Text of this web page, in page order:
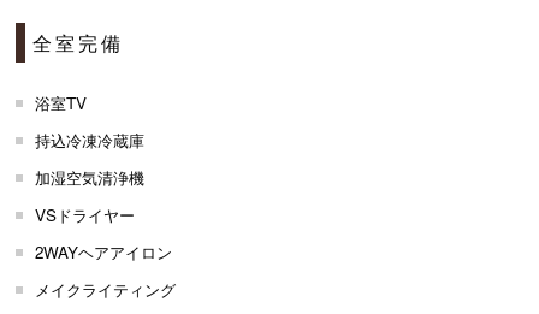
全室完備
浴室TV
持込冷凍冷蔵庫
加湿空気清浄機
VSドライヤー
2WAYヘアアイロン
メイクライティング